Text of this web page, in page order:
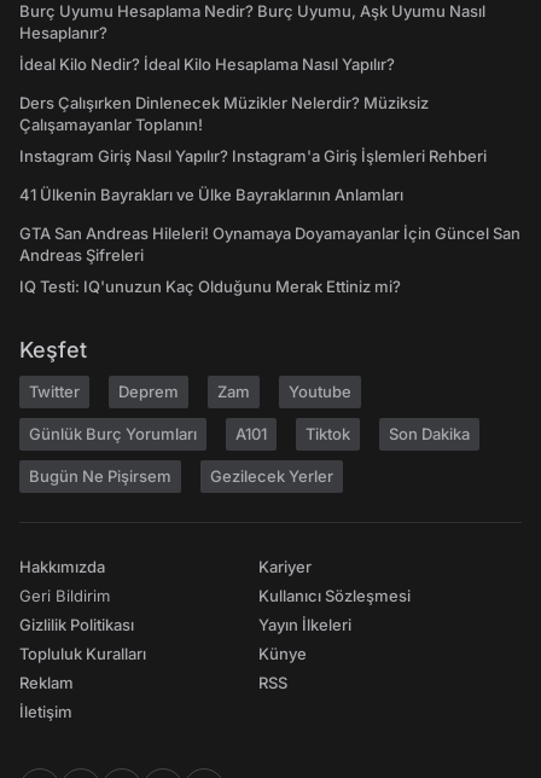
Burç Uyumu Hesaplama Nedir? Burç Uyumu, Aşk Uyumu Nasıl
Hesaplanır?
İdeal Kilo Nedir? İdeal Kilo Hesaplama Nasıl Yapılır?
Ders Çalışırken Dinlenecek Müzikler Nelerdir? Müziksiz
Çalışamayanlar Toplanın!
Instagram Giriş Nasıl Yapılır? Instagram'a Giriş İşlemleri Rehberi
41 Ülkenin Bayrakları ve Ülke Bayraklarının Anlamları
GTA San Andreas Hileleri! Oynamaya Doyamayanlar İçin Güncel San
Andreas Şifreleri
IQ Testi: IQ'unuzun Kaç Olduğunu Merak Ettiniz mi?
Keşfet
Twitter Deprem Zam Youtube
Günlük Burç Yorumları A101 Tiktok Son Dakika
Bugün Ne Pişirsem Gezilecek Yerler
Hakkımızda
Geri Bildirim
Gizlilik Politikası
Topluluk Kuralları
Reklam
İletişim
Kariyer
Kullanıcı Sözleşmesi
Yayın İlkeleri
Künye
RSS